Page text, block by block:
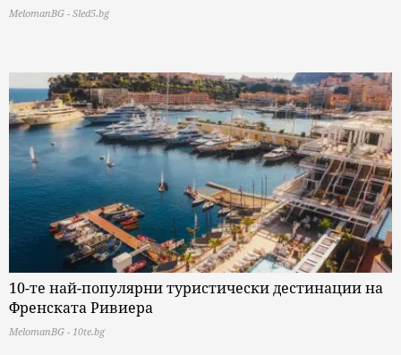
MelomanBG - Sled5.bg
10-те най-популярни туристически дестинации на
Френската Ривиера
MelomanBG - 10te.bg